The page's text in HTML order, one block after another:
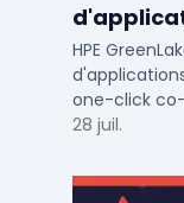
cloud
HPE
one-click co-
de PME et
28 juil.